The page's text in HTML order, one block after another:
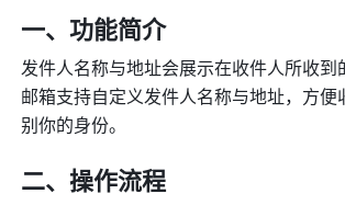
一、功能简介
发件人名称与地址会展示在收件人所收到
邮箱支持自定义发件人名称与地址，方便
别你的身份。
二、操作流程